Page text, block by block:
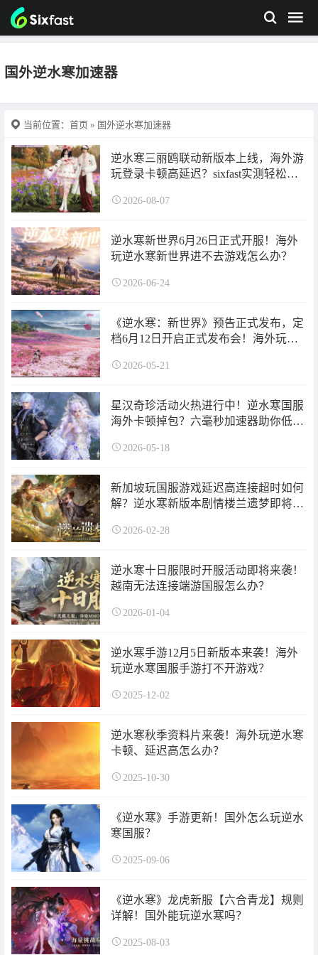
国外逆水寒加速器
当前位置： 首页 » 国外逆水寒加速器
逆水寒三丽鸥联动新版本上线，海外游
玩登录卡顿高延迟？sixfast实测轻松解
2026-08-07
逆水寒新世界6月26日正式开服！海外
玩逆水寒新世界进不去游戏怎么办？
2026-06-24
《逆水寒：新世界》预告正式发布，定
档6月12日开启正式发布会！海外玩家
2026-05-21
星汉奇珍活动火热进行中！逆水寒国服
海外卡顿掉包？六毫秒加速器助你低延
2026-05-18
新加坡玩国服游戏延迟高连接超时如何
解？逆水寒新版本剧情楼兰遗梦即将开
2026-02-28
逆水寒十日服限时开服活动即将来袭！
越南无法连接端游国服怎么办？
2026-01-04
逆水寒手游12月5日新版本来袭！海外
玩逆水寒国服手游打不开游戏？
2025-12-02
逆水寒秋季资料片来袭！海外玩逆水寒
卡顿、延迟高怎么办？
2025-10-30
《逆水寒》手游更新！国外怎么玩逆水
寒国服？
2025-09-06
《逆水寒》龙虎新服【六合青龙】规则
详解！国外能玩逆水寒吗？
2025-08-03